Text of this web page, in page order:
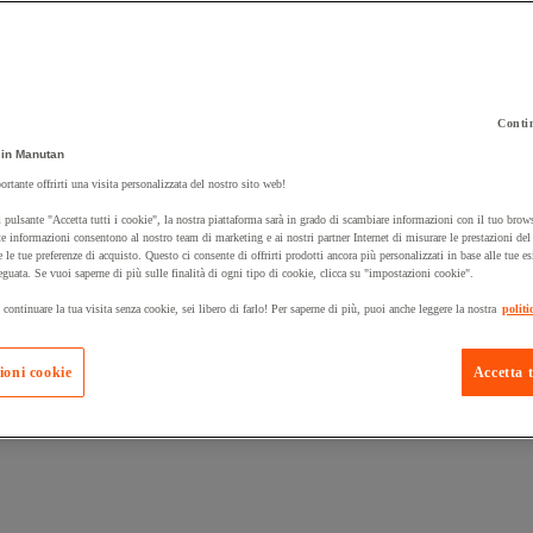
un prodotto:
Manutan Expert
Prodotti in
Manutan
offrirti una visita personalizzata del nostro sito web!
pulsante "Accetta tutti i cookie", la nostra piattaforma sarà in grado di scambiare informazioni con il tuo
informazioni consentono al nostro team di marketing e ai nostri partner Internet di misurare le prestazioni
le tue preferenze di acquisto. Questo ci consente di offrirti prodotti ancora più personalizzati in base alle tue
Se vuoi saperne di più sulle finalità di ogni tipo di cookie, clicca su "impostazioni cookie".
la tua visita senza cookie, sei libero di farlo! Per saperne di più, puoi anche leggere la nostra
Accetta
cookie